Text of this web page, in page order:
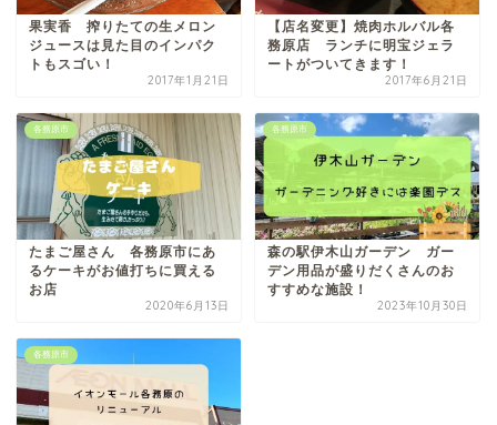
果実香 搾りたての生メロン
ジュースは見た目のインパク
トもスゴい！
2017年1月21日
【店名変更】焼肉ホルバル各
務原店 ランチに明宝ジェラ
ートがついてきます！
2017年6月21日
各務原市
たまご屋さん 各務原市にあ
るケーキがお値打ちに買える
お店
2020年6月13日
各務原市
森の駅伊木山ガーデン ガー
デン用品が盛りだくさんのお
すすめな施設！
2023年10月30日
各務原市